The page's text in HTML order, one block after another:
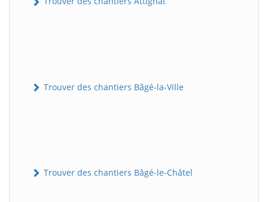
Trouver des chantiers Bâgé-la-Ville
Trouver des chantiers Bâgé-le-Châtel